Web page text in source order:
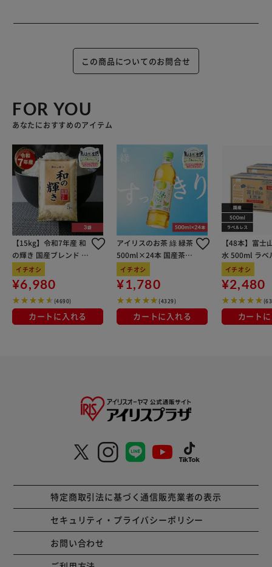
この商品についてのお問合せ
FOR YOU
あなたにおすすめのアイテム
【15kg】令和7年産 和
の輝き 国産ブレンド 5
kg×3袋
イチオシ
¥6,980
(4690)
カートに入れる
アイリスのお茶 綠 緑茶
500ml×24本 国産茶葉
100％使用
イチオシ
¥1,780
(4329)
カートに入れる
【48本】富士
水 500ml ラベ
イチオシ
¥2,480
カート
特定商取引法に基づく通信販売業者の表示
セキュリティ・プライバシーポリシー
お問い合わせ